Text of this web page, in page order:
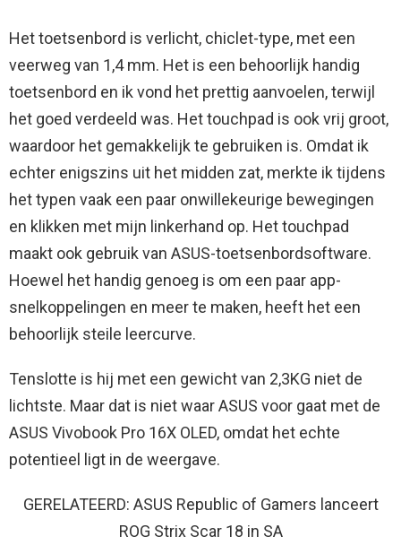
Het toetsenbord is verlicht, chiclet-type, met een
veerweg van 1,4 mm. Het is een behoorlijk handig
toetsenbord en ik vond het prettig aanvoelen, terwijl
het goed verdeeld was. Het touchpad is ook vrij groot,
waardoor het gemakkelijk te gebruiken is. Omdat ik
echter enigszins uit het midden zat, merkte ik tijdens
het typen vaak een paar onwillekeurige bewegingen
en klikken met mijn linkerhand op. Het touchpad
maakt ook gebruik van ASUS-toetsenbordsoftware.
Hoewel het handig genoeg is om een ​​paar app-
snelkoppelingen en meer te maken, heeft het een
behoorlijk steile leercurve.
Tenslotte is hij met een gewicht van 2,3KG niet de
lichtste. Maar dat is niet waar ASUS voor gaat met de
ASUS Vivobook Pro 16X OLED, omdat het echte
potentieel ligt in de weergave.
GERELATEERD: ASUS Republic of Gamers lanceert
ROG Strix Scar 18 in SA